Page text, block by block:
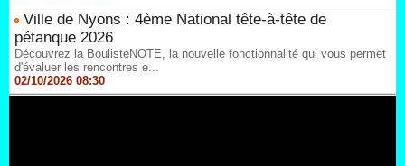
Ville de Nyons : 4ème National tête-à-tête de
pétanque 2026
Découvrez la BoulisteNOTE, la nouvelle fonctionnalité qui vous permet
d'évaluer les rencontres e...
02/10/2026 08:30